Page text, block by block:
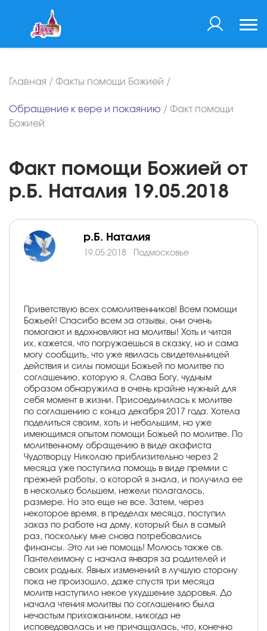
Главная / Факты помощи Божией /
Обращение к вере и покаянию / Факт помощи
Божией
Факт помощи Божией от
р.Б. Наталия 19.05.2018
р.Б. Наталия
19.05.2018 Подмосковье
Приветствую всех сомолитвенников! Всем помощи
Божьей! Спасибо всем за отзывы, они очень
помогают и вдохновляют на молитвы! Хоть и читая
их, кажется, что погружаешься в сказку, но и сама
могу сообщить, что уже явилась свидетельницей
действия и силы помощи Божьей по молитве по
соглашению, которую я, Слава Богу, чудным
образом обнаружила в очень крайне нужный для
себя момент в жизни. Присоединилась к молитве
по соглашению с конца декабря 2017 года. Хотела
поделиться своим, хоть и небольшим, но уже
имеющимся опытом помощи Божьей по молитве. По
молитвенному обращению в виде акафиста
Чудотворцу Николаю приблизительно через 2
месяца уже поступила помощь в виде премии с
прежней работы, о которой я знала, и получила ее
в несколько большем, нежели полагалось,
размере. Но это еще не все. Затем, через
некоторое время, в пределах месяца, поступил
заказ по работе на дому, который был в самый
раз, поскольку мне снова потребовались
финансы. Это ли не помощь! Молюсь также св.
Пантелеимону с начала января за родителей и
своих родных. Явных изменений в лучшую сторону
пока не произошло, даже спустя три месяца
молитв наступило некое ухудшение здоровья. До
начала чтения молитвы по соглашению была
нечастым прихожанином, никогда не
исповедовалась и не причащалась, что, конечно